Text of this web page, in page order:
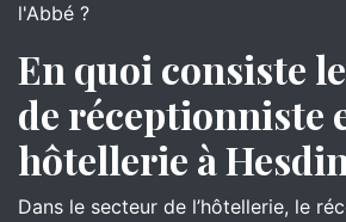
l'Abbé ?
En quoi consiste
de réceptionniste
hôtellerie à
Dans le secteur de l’hôtellerie, le